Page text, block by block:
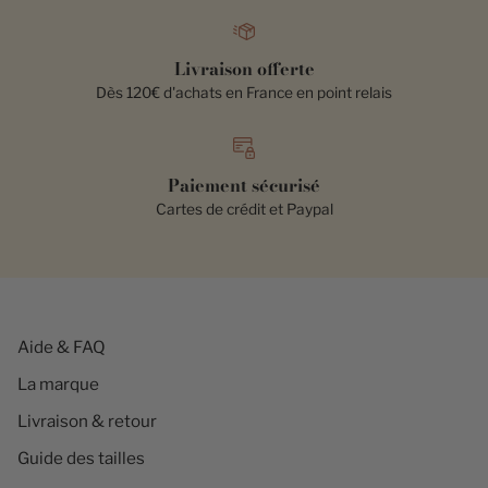
Livraison offerte
Dès 120€ d'achats en France en point relais
Paiement sécurisé
Cartes de crédit et Paypal
Aide & FAQ
La marque
Livraison & retour
Guide des tailles